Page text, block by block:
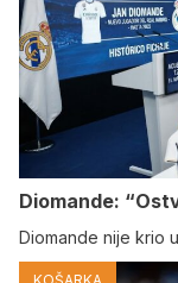
Diomande:
Diomande nije krio